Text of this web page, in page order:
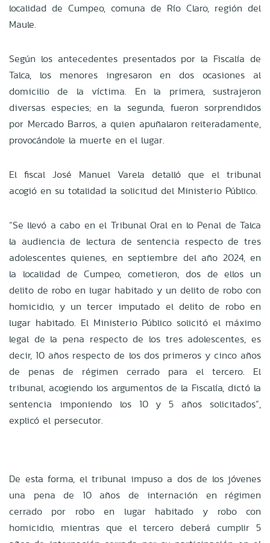
localidad de Cumpeo, comuna de Río Claro, región del
Maule.
Según los antecedentes presentados por la Fiscalía de
Talca, los menores ingresaron en dos ocasiones al
domicilio de la víctima. En la primera, sustrajeron
diversas especies; en la segunda, fueron sorprendidos
por Mercado Barros, a quien apuñalaron reiteradamente,
provocándole la muerte en el lugar.
El fiscal José Manuel Varela detalló que el tribunal
acogió en su totalidad la solicitud del Ministerio Público.
“Se llevó a cabo en el Tribunal Oral en lo Penal de Talca
la audiencia de lectura de sentencia respecto de tres
adolescentes quienes, en septiembre del año 2024, en
la localidad de Cumpeo, cometieron, dos de ellos un
delito de robo en lugar habitado y un delito de robo con
homicidio, y un tercer imputado el delito de robo en
lugar habitado. El Ministerio Público solicitó el máximo
legal de la pena respecto de los tres adolescentes, es
decir, 10 años respecto de los dos primeros y cinco años
de penas de régimen cerrado para el tercero. El
tribunal, acogiendo los argumentos de la Fiscalía, dictó la
sentencia imponiendo los 10 y 5 años solicitados”,
explicó el persecutor.
De esta forma, el tribunal impuso a dos de los jóvenes
una pena de 10 años de internación en régimen
cerrado por robo en lugar habitado y robo con
homicidio, mientras que el tercero deberá cumplir 5